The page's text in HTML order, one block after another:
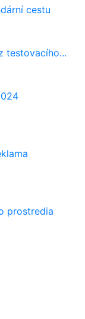
cestu
testovacího...
prostredia